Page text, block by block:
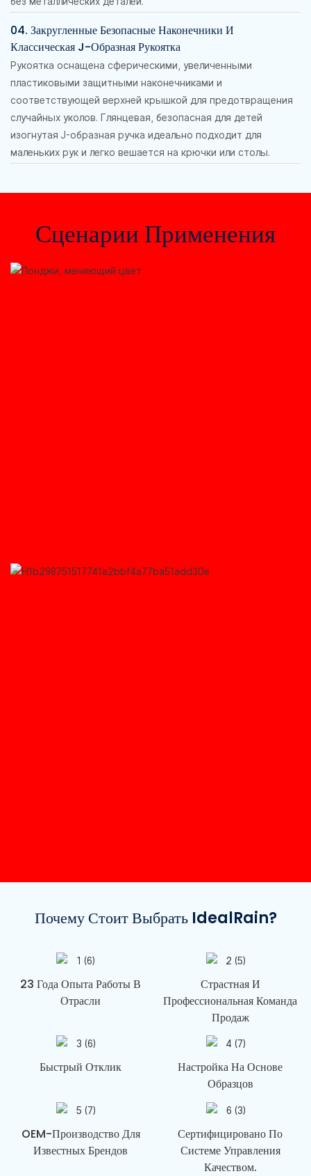
04. Закругленные Безопасные Наконечники И
Классическая J-Образная Рукоятка
Рукоятка оснащена сферическими, увеличенными
пластиковыми защитными наконечниками и
соответствующей верхней крышкой для предотвращения
случайных уколов. Глянцевая, безопасная для детей
изогнутая J-образная ручка идеально подходит для
маленьких рук и легко вешается на крючки или столы.
Сценарии Применения
Почему Стоит Выбрать IdealRain?
23 Года Опыта Работы В
Отрасли
Страстная И
Профессиональная Команда
Продаж
Быстрый Отклик
Настройка На Основе
Образцов
OEM-Производство Для
Известных Брендов
Сертифицировано По
Системе Управления
Качеством.